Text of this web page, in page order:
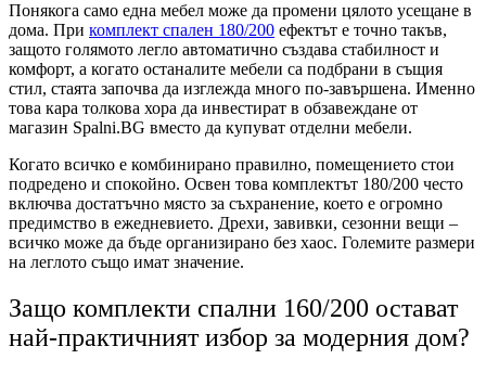
Понякога само една мебел може да промени цялото усещане в
дома. При комплект спален 180/200 ефектът е точно такъв,
защото голямото легло автоматично създава стабилност и
комфорт, а когато останалите мебели са подбрани в същия
стил, стаята започва да изглежда много по-завършена. Именно
това кара толкова хора да инвестират в обзавеждане от
магазин Spalni.BG вместо да купуват отделни мебели.
Когато всичко е комбинирано правилно, помещението стои
подредено и спокойно. Освен това комплектът 180/200 често
включва достатъчно място за съхранение, което е огромно
предимство в ежедневието. Дрехи, завивки, сезонни вещи –
всичко може да бъде организирано без хаос. Големите размери
на леглото също имат значение.
Защо комплекти спални 160/200 остават
най-практичният избор за модерния дом?